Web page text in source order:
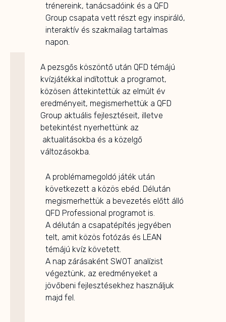
trénereink, tanácsadóink és a QFD
Group csapata vett részt egy inspiráló,
interaktív és szakmailag tartalmas
napon.
A pezsgős köszöntő után QFD témájú
kvízjátékkal indítottuk a programot,
közösen áttekintettük az elmúlt év
eredményeit, megismerhettük a QFD
Group aktuális fejlesztéseit, illetve
betekintést nyerhettünk az
aktualitásokba és a közelgő
változásokba.
A problémamegoldó játék után
következett a közös ebéd. Délután
megismerhettük a bevezetés előtt álló
QFD Professional programot is.
A délután a csapatépítés jegyében
telt, amit közös fotózás és LEAN
témájú kvíz követett.
A nap zárásaként SWOT analízist
végeztünk, az eredményeket a
jövőbeni fejlesztésekhez használjuk
majd fel.